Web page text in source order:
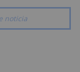
noticia